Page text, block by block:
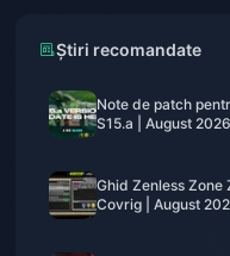
Știri recomandate
Note de patch
S15.a | August 2026
Ghid Zenless Zone
Covrig | August